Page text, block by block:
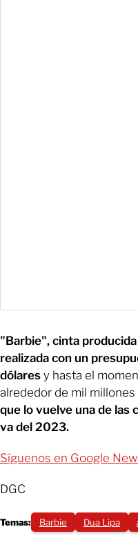
"Barbie", cinta
realizada con un
dólares y hasta el
alrededor de mil
que lo vuelve una de las
va del 2023.
Síguenos en Google
DGC
Temas: Barbie Dua Lipa